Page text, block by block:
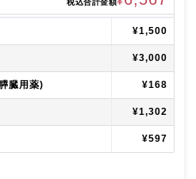
¥1,500
¥3,000
臓用薬) ¥168
¥1,302
¥597